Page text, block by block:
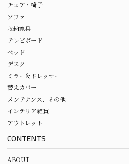
チェア・椅子
ソファ
収納家具
テレビボード
ベッド
デスク
ミラー＆ドレッサー
替えカバー
メンテナンス、その他
インテリア雑貨
アウトレット
CONTENTS
ABOUT